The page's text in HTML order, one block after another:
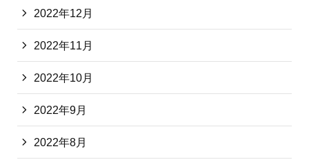
2022年12月
2022年11月
2022年10月
2022年9月
2022年8月